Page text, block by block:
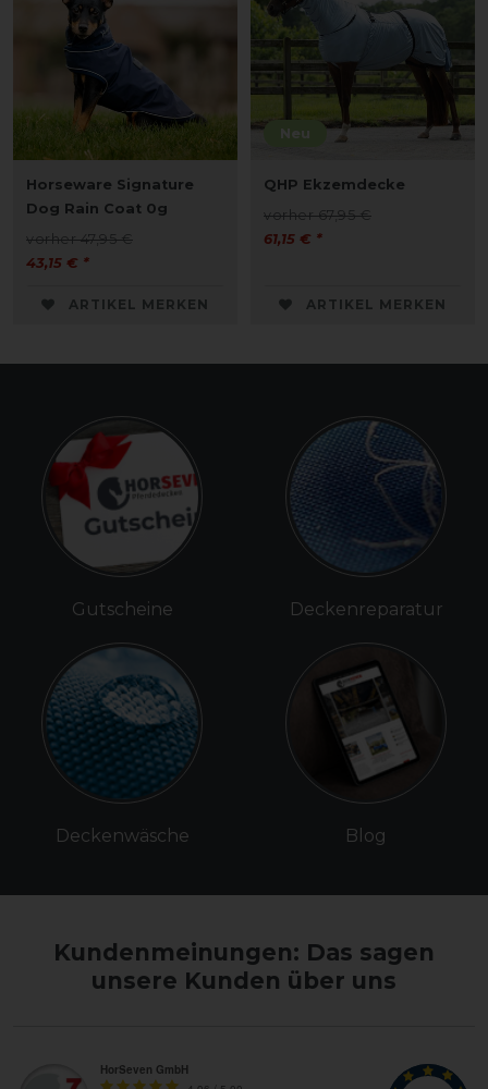
Horseware Signature
Dog Rain Coat 0g
vorher 47,95 €
43,15 € *
ARTIKEL MERKEN
Neu
QHP Ekzemdecke
vorher 67,95 €
61,15 € *
ARTIKEL MERKEN
Gutscheine
Deckenwäsche
Deckenreparatur
Blog
Kundenmeinungen: Das sagen
unsere Kunden über uns